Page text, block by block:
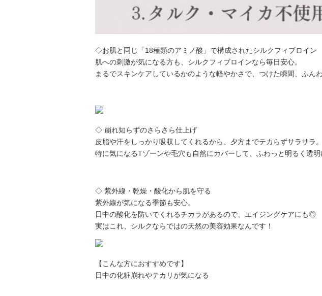
◇お肌と同じ「18種類のアミノ酸」で構成されたシルクフィブロイン
肌への刺激が気になる方も、シルクフィブロインなら毎日安心。
まるでスキンケアしているかのような軽やかさで、つけた瞬間、ふん
◇ 崩れ知らずのさらさら仕上げ
皮脂や汗をしっかり吸収してくれるから、夕方までテカらずサラサラ。
特に気になるTゾーンや毛穴も自然にカバーして、ふわっと明るく透明
◇ 紫外線・乾燥・酸化から肌を守る
紫外線が気になる季節も安心。
日中の酸化を防いでくれるチカラがあるので、エイジングケアにも◎
実はこれ、シルクならではの天然の美容効果なんです！
【こんな方におすすめです】
日中の化粧崩れやテカリが気になる